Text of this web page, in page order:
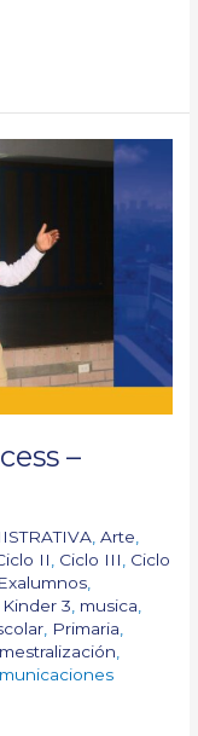
–
,Arte,
II, Ciclo III, Ciclo
Exalumnos,
Kinder 3, musica,
, Primaria,
,